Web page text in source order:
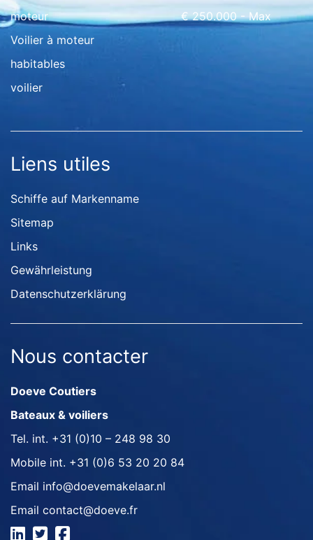
moteur
Voilier à moteur
habitables
voilier
€ 250.000 - Max
Liens utiles
Schiffe auf Markenname
Sitemap
Links
Gewährleistung
Datenschutzerklärung
Nous contacter
Doeve Coutiers
Bateaux & voiliers
Tel. int. +31 (0)10 – 248 98 30
Mobile int. +31 (0)6 53 20 20 84
Email info@doevemakelaar.nl
Email contact@doeve.fr